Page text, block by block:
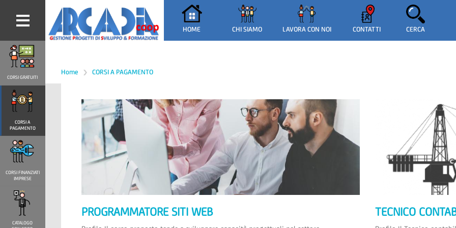
HOME CHI SIAMO LAVORA CON NOI CONTATTI CERCA
CORSI GRATUITI
CORSI A
PAGAMENTO
CORSI FINANZIATI
IMPRESE
CATALOGO
Home CORSI A PAGAMENTO
PROGRAMMATORE SITI WEB TECNICO